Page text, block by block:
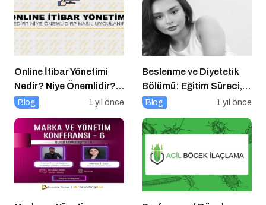
Online İtibar Yönetimi
Nedir? Niye Önemlidir?
Online İtibar Yönetimi
Blog 1 yıl önce
Beslenme ve Diyetetik
Bölümü: Eğitim Süreci,
Kariyer Olanakları ve
Blog 1 yıl önce